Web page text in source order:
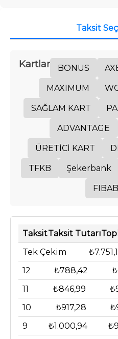
Taksit
Kartlar BONUS
MAXIMUM
SAĞLAM KART
ADVANTAGE
ÜRETİCİ KART
TFKB Şekerbank
TaksitTaksit Tutarı
Tek Çekim
12
₺788,42
11
₺846,99
10
₺917,28
9
₺1.000,94